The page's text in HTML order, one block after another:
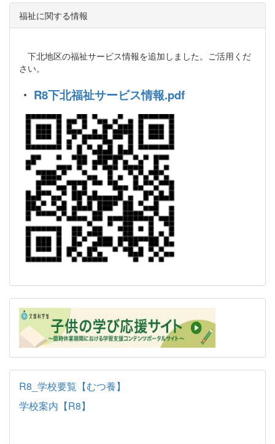
福祉に関する情報
下北地区の福祉サービス情報を追加しました。ご活用くだ
さい。
・ R8下北福祉サービス情報.pdf
R8_学校要覧【むつ養】
学校案内【R8】